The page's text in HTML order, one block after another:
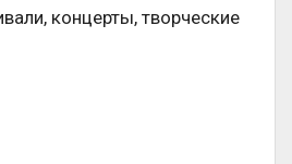
концерты, творческие